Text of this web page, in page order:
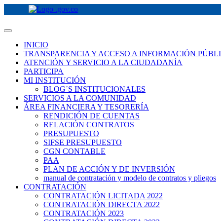
INICIO
TRANSPARENCIA Y ACCESO A INFORMACIÓN
ATENCIÓN Y SERVICIO A LA CIUDADANÍA
PARTICIPA
MI INSTITUCIÓN
BLOG´S INSTITUCIONALES
SERVICIOS A LA COMUNIDAD
ÁREA FINANCIERA Y TESORERÍA
RENDICIÓN DE CUENTAS
RELACIÓN CONTRATOS
PRESUPUESTO
SIFSE PRESUPUESTO
CGN CONTABLE
PAA
PLAN DE ACCIÓN Y DE INVERSIÓN
manual de contratación y modelo de contratos y pliegos
CONTRATACIÓN
CONTRATACIÓN LICITADA 2022
CONTRATACIÓN DIRECTA 2022
CONTRATACIÓN 2023